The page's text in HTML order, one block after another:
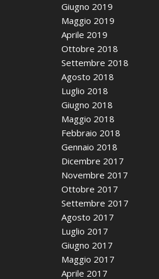
Giugno 2019
Maggio 2019
Aprile 2019
Ottobre 2018
Settembre 2018
Agosto 2018
Luglio 2018
Giugno 2018
Maggio 2018
Febbraio 2018
Gennaio 2018
Dicembre 2017
Novembre 2017
Ottobre 2017
Settembre 2017
Agosto 2017
Luglio 2017
Giugno 2017
Maggio 2017
Aprile 2017